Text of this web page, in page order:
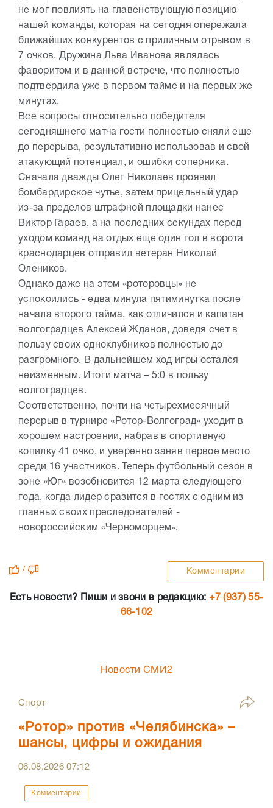
не мог повлиять на главенствующую позицию
нашей команды, которая на сегодня опережала
ближайших конкурентов с приличным отрывом в
7 очков. Дружина Льва Иванова являлась
фаворитом и в данной встрече, что полностью
подтвердила уже в первом тайме и на первых же
минутах.
Все вопросы относительно победителя
сегодняшнего матча гости полностью сняли еще
до перерыва, результативно использовав и свой
атакующий потенциал, и ошибки соперника.
Сначала дважды Олег Николаев проявил
бомбардирское чутье, затем прицельный удар
из-за пределов штрафной площадки нанес
Виктор Гараев, а на последних секундах перед
уходом команд на отдых еще один гол в ворота
краснодарцев отправил ветеран Николай
Олеников.
Однако даже на этом «роторовцы» не
успокоились - едва минула пятиминутка после
начала второго тайма, как отличился и капитан
волгоградцев Алексей Жданов, доведя счет в
пользу своих одноклубников полностью до
разгромного. В дальнейшем ход игры остался
неизменным. Итоги матча – 5:0 в пользу
волгоградцев.
Соответственно, почти на четырехмесячный
перерыв в турнире «Ротор-Волгоград» уходит в
хорошем настроении, набрав в спортивную
копилку 41 очко, и уверенно заняв первое место
среди 16 участников. Теперь футбольный сезон в
зоне «Юг» возобновится 12 марта следующего
года, когда лидер сразится в гостях с одним из
главных своих преследователей -
новороссийским «Черноморцем».
/ Комментарии
Есть новости? Пиши и звони в редакцию: +7 (937) 55-
66-102
Новости СМИ2
Спорт
«Ротор» против «Челябинска» –
шансы, цифры и ожидания
06.08.202607:12
Комментарии